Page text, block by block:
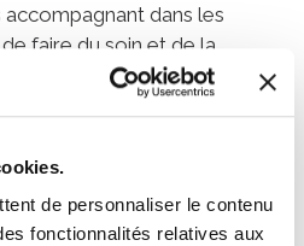
de personnaliser le contenu
fonctionnalités relatives aux
dans les
faire du soin et de la
de soins et permettre aux